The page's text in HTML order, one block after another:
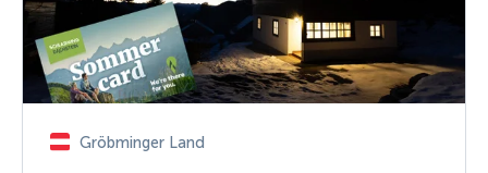
Gröbminger Land